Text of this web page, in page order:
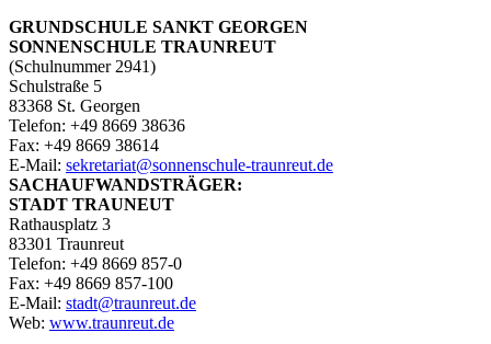
GRUNDSCHULE SANKT GEORGEN
SONNENSCHULE TRAUNREUT
(Schulnummer 2941)
Schulstraße 5
83368 St. Georgen
Telefon: +49 8669 38636
Fax: +49 8669 38614
E‑Mail: sekretariat@sonnenschule-traunreut.de
SACHAUFWANDSTRÄGER:
STADT TRAUNEUT
Rathausplatz 3
83301 Traunreut
Telefon: +49 8669 857-0
Fax: +49 8669 857-100
E‑Mail: stadt@traunreut.de
Web: www.traunreut.de